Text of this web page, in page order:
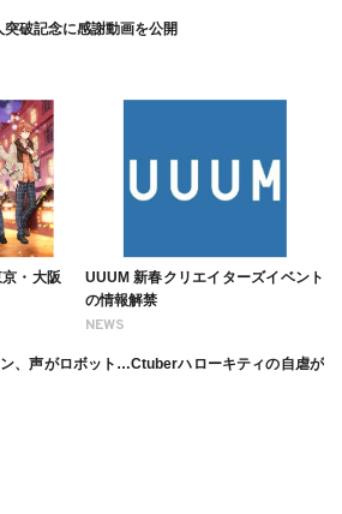
突破記念に感謝動画を公開
・大阪
NEWS
UUUM 新春クリエイターズイベント
の情報解禁
、声がロボット…Ctuberハローキティの自虐が